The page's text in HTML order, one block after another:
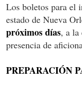
Los boletos para el
estado de Nueva
próximos días, a la
presencia de
PREPARACIÓN